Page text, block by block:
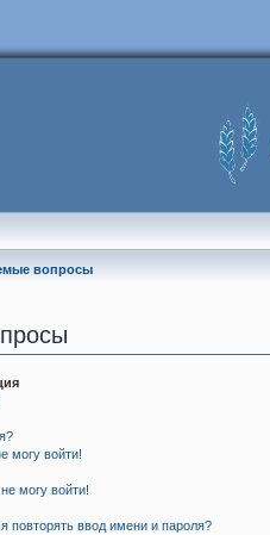
вопросы
могу войти!
могу войти!
повторять ввод имени и пароля?